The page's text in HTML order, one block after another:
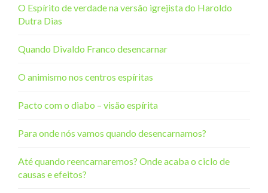
O Espírito de verdade na versão igrejista do Haroldo
Dutra Dias
Quando Divaldo Franco desencarnar
O animismo nos centros espíritas
Pacto com o diabo – visão espírita
Para onde nós vamos quando desencarnamos?
Até quando reencarnaremos? Onde acaba o ciclo de
causas e efeitos?